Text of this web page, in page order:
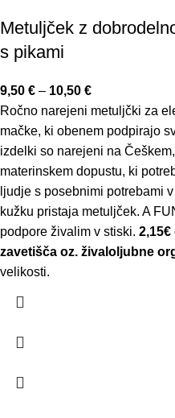
Metuljček z
s pikami
9,50 € – 10,50 €
Ročno narejeni metuljčki za
mačke, ki obenem podpirajo
izdelki so narejeni na
materinskem dopustu, ki
ljudje s posebnimi potrebami
kužku pristaja metuljček. A
podpore živalim v stiski.
zavetišča oz. živaloljubne
velikosti.